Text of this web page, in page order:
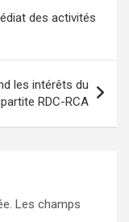
des activités
les intérêts du
RDC-RCA
Les champs